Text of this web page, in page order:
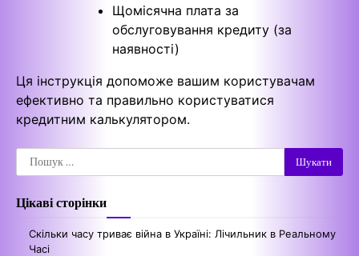
Щомісячна плата за
обслуговування кредиту (за
наявності)
Ця інструкція допоможе вашим користувачам
ефективно та правильно користуватися
кредитним калькулятором.
Пошук:
Цікаві сторінки
Скільки часу триває війна в Україні: Лічильник в Реальному
Часі